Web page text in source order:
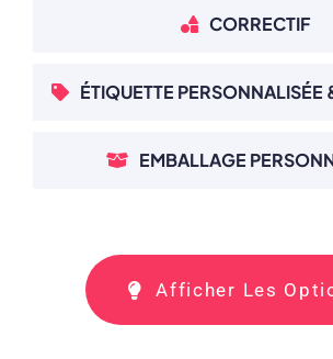
CORRECTIF
ÉTIQUETTE PERSONNALISÉE
EMBALLAGE
Afficher Les